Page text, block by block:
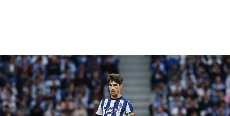
perfiles
utilizar